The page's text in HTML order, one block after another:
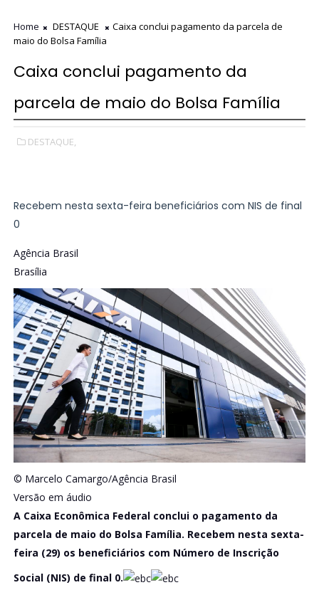
Home DESTAQUE
Caixa conclui pagamento da parcela de
maio do Bolsa Família
Caixa conclui pagamento da
parcela de maio do Bolsa Família
DESTAQUE,
Recebem nesta sexta-feira beneficiários com NIS de final
0
Agência Brasil
Brasília
© Marcelo Camargo/Agência Brasil
Versão em áudio
A Caixa Econômica Federal conclui o pagamento da
parcela de maio do Bolsa Família. Recebem nesta sexta-
feira (29) os beneficiários com Número de Inscrição
Social (NIS) de final 0.